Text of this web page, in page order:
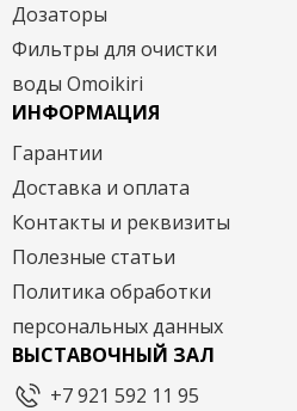
Дозаторы
Фильтры для очистки
воды Omoikiri
ИНФОРМАЦИЯ
Гарантии
Доставка и оплата
Контакты и реквизиты
Полезные статьи
Политика обработки
персональных данных
ВЫСТАВОЧНЫЙ ЗАЛ
+7 921 592 11 95